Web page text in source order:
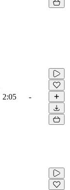
2:05 -